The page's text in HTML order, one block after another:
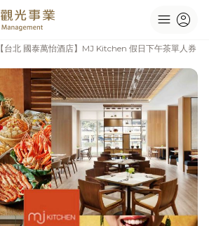
menu account_circle
【台北 國泰萬怡酒店】MJ Kitchen 假日下午茶單人券